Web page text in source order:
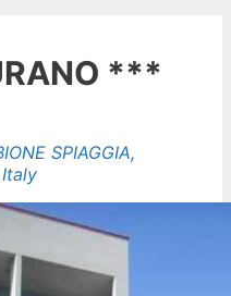
***
SPIAGGIA,